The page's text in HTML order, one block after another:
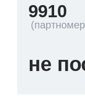
9910
не